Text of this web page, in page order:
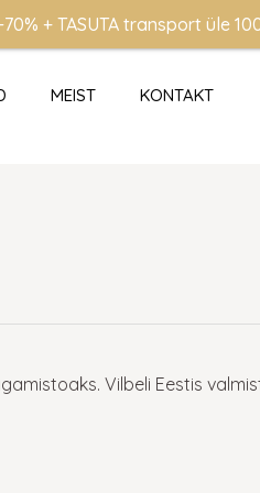
MEIST KONTAKT
Vilbeli Eestis
transport üle 100€